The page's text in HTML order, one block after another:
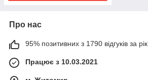
Про нас
95% позитивних з 1790 відгуків за рік
Працює з 10.03.2021